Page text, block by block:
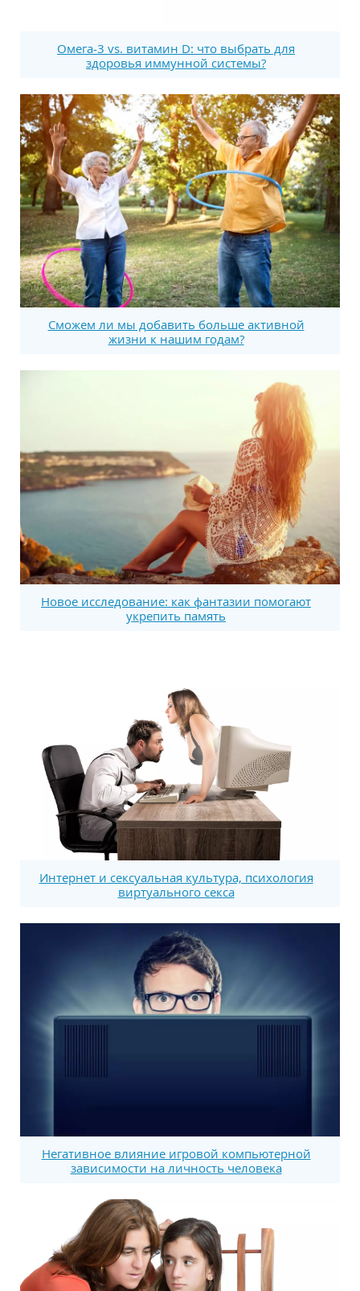
Омега-3 vs. витамин D: что выбрать для
здоровья иммунной системы?
Сможем ли мы добавить больше активной
жизни к нашим годам?
Новое исследование: как фантазии помогают
укрепить память
Интернет и сексуальная культура, психология
виртуального секса
Негативное влияние игровой компьютерной
зависимости на личность человека